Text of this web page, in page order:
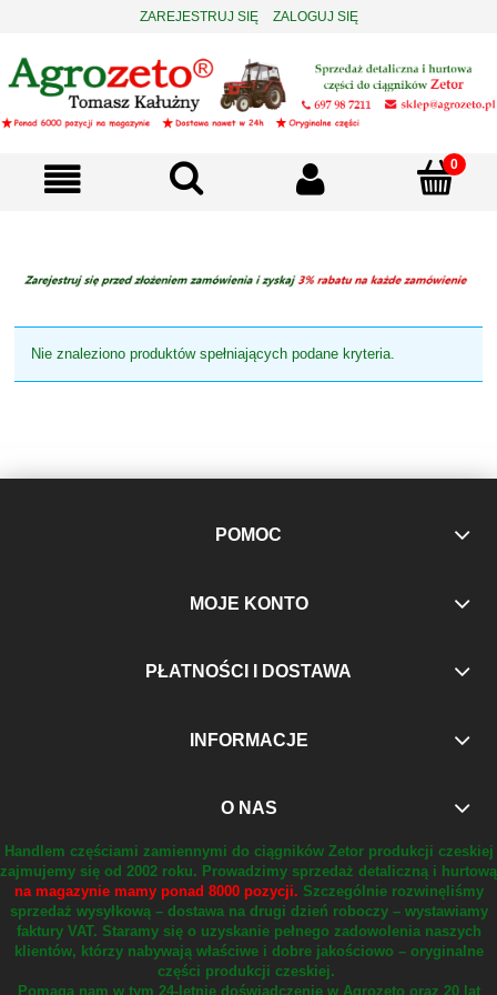
ZAREJESTRUJ SIĘ ZALOGUJ SIĘ
Nie znaleziono produktów spełniających podane kryteria.
POMOC
MOJE KONTO
PŁATNOŚCI I DOSTAWA
INFORMACJE
O NAS
Handlem częściami zamiennymi do ciągników Zetor produkcji czeskiej
zajmujemy się od 2002 roku. Prowadzimy sprzedaż detaliczną i hurtową
na magazynie mamy ponad 8000 pozycji. Szczególnie rozwinęliśmy
sprzedaż wysyłkową – dostawa na drugi dzień roboczy – wystawiamy
faktury VAT. Staramy się o uzyskanie pełnego zadowolenia naszych
klientów, którzy nabywają właściwe i dobre jakościowo – oryginalne
części produkcji czeskiej.
Pomaga nam w tym 24-letnie doświadczenie w Agrozeto oraz 20 lat